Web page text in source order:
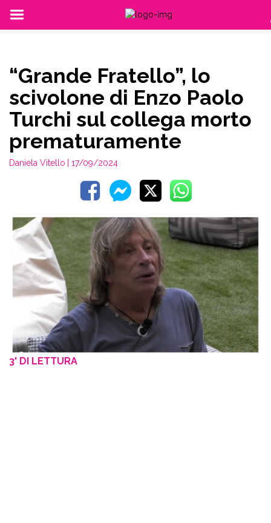
“Grande Fratello”, lo
scivolone di Enzo Paolo
Turchi sul collega morto
prematuramente
Daniela Vitello | 17/09/2024
3' DI LETTURA